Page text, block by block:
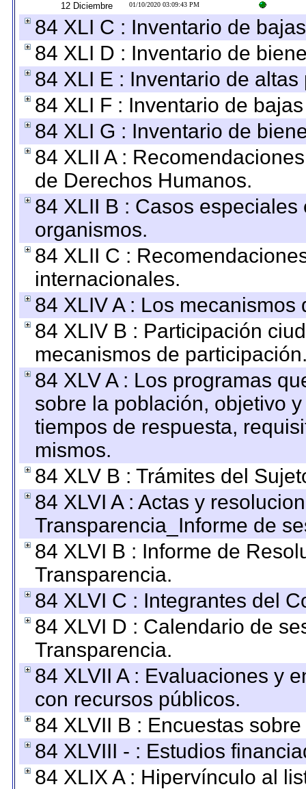
12 Diciembre 01/10/2020 03:09:43 PM
84 XLI C : Inventario de
84 XLI D : Inventario de
84 XLI E : Inventario de
84 XLI F : Inventario de
84 XLI G : Inventario de
84 XLII A :
de Derechos Humanos.
84 XLII B : Casos
organismos.
84 XLII C :
internacionales.
84 XLIV A : Los
84 XLIV B : Participación
mecanismos de
84 XLV A : Los programas
sobre la población, objetivo
tiempos de respuesta,
mismos.
84 XLV B : Trámites del
84 XLVI A : Actas y
Transparencia_Informe de
84 XLVI B : Informe de
Transparencia.
84 XLVI C : Integrantes del
84 XLVI D : Calendario de
Transparencia.
84 XLVII A : Evaluaciones y
con recursos públicos.
84 XLVII B : Encuestas
84 XLVIII - : Estudios
84 XLIX A : Hipervínculo al